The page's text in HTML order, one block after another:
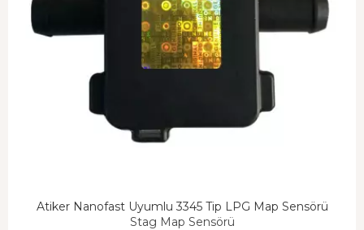
Atiker Nanofast Uyumlu 3345 Tip LPG Map Sensörü
Stag Map Sensörü